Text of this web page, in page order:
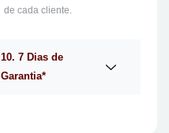
de cada cliente.
10. 7 Dias de
Garantia*